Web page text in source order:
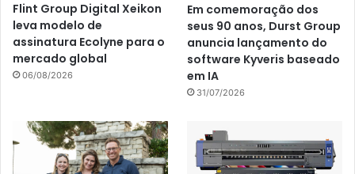
Flint Group Digital Xeikon
leva modelo de
assinatura Ecolyne para o
mercado global
06/08/2026
Em comemoração dos
seus 90 anos, Durst Group
anuncia lançamento do
software Kyveris baseado
em IA
31/07/2026